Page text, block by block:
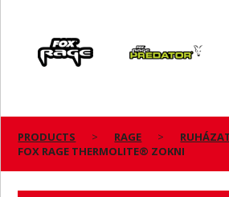
Predator
PRODUCTS RAGE
FOX RAGE THERMOLITE® ZOKNI